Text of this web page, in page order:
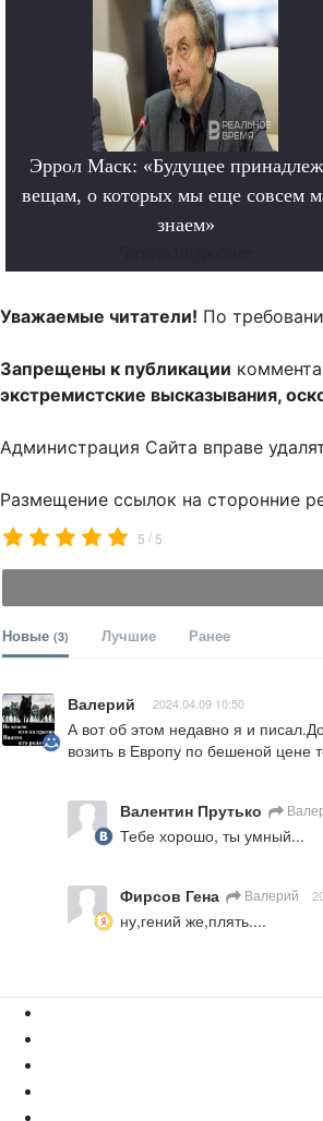
Эррол Маск: «Будущее
вещам, о которых мы еще совсем
знаем»
Уважаемые читатели! По
Запрещены к публикации
экстремистские высказывания,
Администрация Сайта вправе
Размещение ссылок на сторонние
5 / 5
Новые (3) Лучшие Ранее
Валерий 2024.04.09 10:50
А вот об этом недавно я и
возить в Европу по бешеной цене
Валентин Прутько
Тебе хорошо, ты умный...
Фирсов Гена Валерий
ну,гений же,плять....